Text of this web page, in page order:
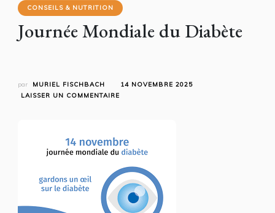
CONSEILS & NUTRITION
Journée Mondiale du Diabète
par MURIEL FISCHBACH
14 NOVEMBRE 2025
LAISSER UN COMMENTAIRE
DIABÈTE